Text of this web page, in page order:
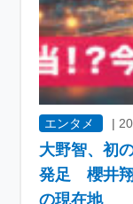
エンタメ |
大野智、初
発足 櫻井翔
の現在地